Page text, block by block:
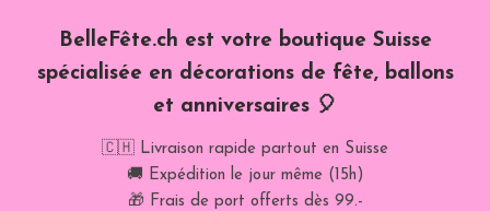
BelleFête.ch est votre boutique Suisse
spécialisée en décorations de fête, ballons
et anniversaires 🎈
🇨🇭 Livraison rapide partout en Suisse
🚚 Expédition le jour même (15h)
🎁 Frais de port offerts dès 99.-